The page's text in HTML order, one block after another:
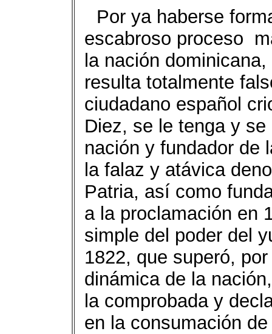
Por ya haberse
escabroso proceso
la nación
resulta totalmente
ciudadano español
Diez, se le tenga y
nación y fundador de
la falaz y atávica
Patria, así como
a la proclamación en
simple del poder del
1822, que superó,
dinámica de la
la comprobada y
en la consumación